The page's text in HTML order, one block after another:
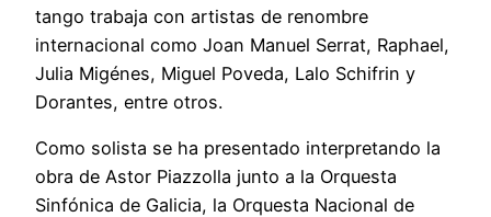
tango trabaja con artistas de renombre
internacional como Joan Manuel Serrat, Raphael,
Julia Migénes, Miguel Poveda, Lalo Schifrin y
Dorantes, entre otros.
Como solista se ha presentado interpretando la
obra de Astor Piazzolla junto a la Orquesta
Sinfónica de Galicia, la Orquesta Nacional de